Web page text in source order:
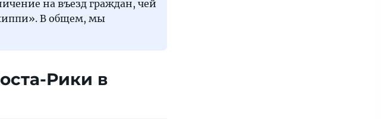
на въезд граждан, чей
В общем, мы
Рики в